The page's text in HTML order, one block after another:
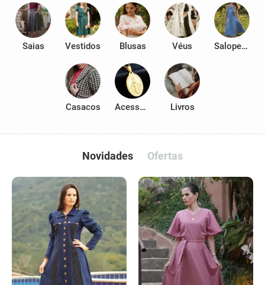
Saias Vestidos Blusas Véus Salopetes
Casacos Acessórios Livros
Novidades Ofertas